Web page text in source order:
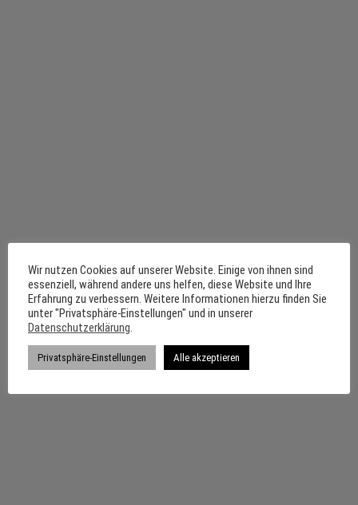
Wir nutzen Cookies auf unserer Website. Einige von ihnen sind
essenziell, während andere uns helfen, diese Website und Ihre
Erfahrung zu verbessern. Weitere Informationen hierzu finden Sie
unter "Privatsphäre-Einstellungen" und in unserer
Datenschutzerklärung.
Privatsphäre-Einstellungen Alle akzeptieren